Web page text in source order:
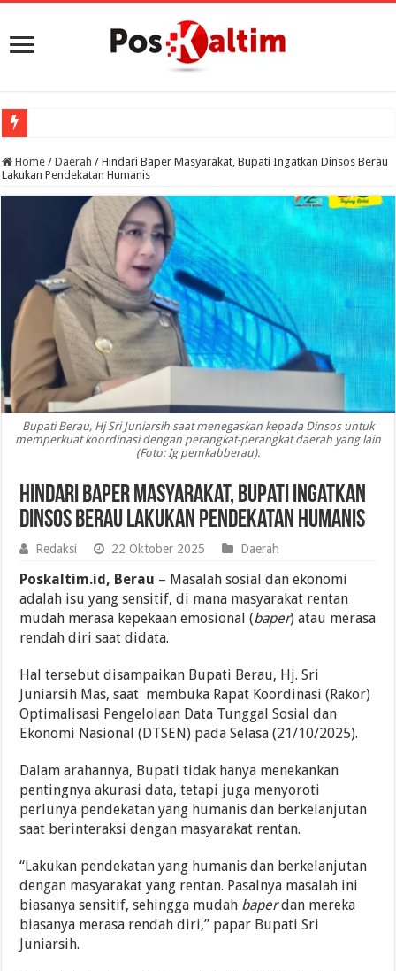
Home / Daerah / Hindari Baper Masyarakat, Bupati Ingatkan Dinsos Berau
Lakukan Pendekatan Humanis
Bupati Berau, Hj Sri Juniarsih saat menegaskan kepada Dinsos untuk
memperkuat koordinasi dengan perangkat-perangkat daerah yang lain
(Foto: Ig pemkabberau).
Hindari Baper Masyarakat, Bupati Ingatkan
Dinsos Berau Lakukan Pendekatan Humanis
Redaksi 22 Oktober 2025 Daerah
Poskaltim.id, Berau – Masalah sosial dan ekonomi
adalah isu yang sensitif, di mana masyarakat rentan
mudah merasa kepekaan emosional (baper) atau merasa
rendah diri saat didata.
Hal tersebut disampaikan Bupati Berau, Hj. Sri
Juniarsih Mas, saat membuka Rapat Koordinasi (Rakor)
Optimalisasi Pengelolaan Data Tunggal Sosial dan
Ekonomi Nasional (DTSEN) pada Selasa (21/10/2025).
Dalam arahannya, Bupati tidak hanya menekankan
pentingnya akurasi data, tetapi juga menyoroti
perlunya pendekatan yang humanis dan berkelanjutan
saat berinteraksi dengan masyarakat rentan.
“Lakukan pendekatan yang humanis dan berkelanjutan
dengan masyarakat yang rentan. Pasalnya masalah ini
biasanya sensitif, sehingga mudah baperdan mereka
biasanya merasa rendah diri,” papar Bupati Sri
Juniarsih.